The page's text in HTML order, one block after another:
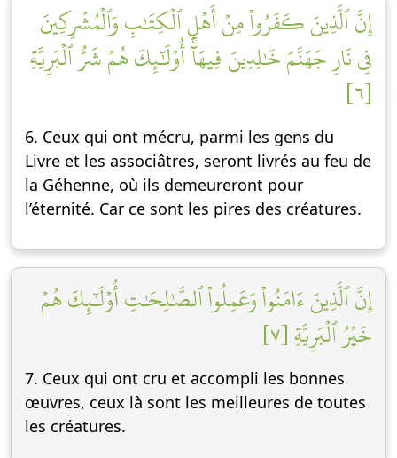
إِنَّ ٱلَّذِينَ كَفَرُواْ مِنۡ أَهۡلِ ٱلۡكِتَٰبِ وَٱلۡمُشۡرِكِينَ
فِي نَارِ جَهَنَّمَ خَٰلِدِينَ فِيهَآۚ أُوْلَٰٓئِكَ هُمۡ شَرُّ ٱلۡبَرِيَّةِ
[٦]
6. Ceux qui ont mécru, parmi les gens du
Livre et les associâtres, seront livrés au feu de
la Géhenne, où ils demeureront pour
l’éternité. Car ce sont les pires des créatures.
إِنَّ ٱلَّذِينَ ءَامَنُواْ وَعَمِلُواْ ٱلصَّٰلِحَٰتِ أُوْلَٰٓئِكَ هُمۡ
خَيۡرُ ٱلۡبَرِيَّةِ [٧]
7. Ceux qui ont cru et accompli les bonnes
œuvres, ceux là sont les meilleures de toutes
les créatures.